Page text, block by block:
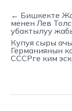
← Бишкекте
менен Лев
убактылуу
Купуя сыры
Германиянын
СССРге ким